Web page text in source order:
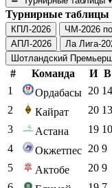
Турнирные таблицы
КПЛ-2026
ЧМ-2026
АПЛ-2026
Ла Лига-
Шотландский
# Команда И В
1
Ордабасы 20 14
2
Кайрат 20 13
3
Астана 19 10
4
Окжетпес 20 9
5
Актобе 20 9